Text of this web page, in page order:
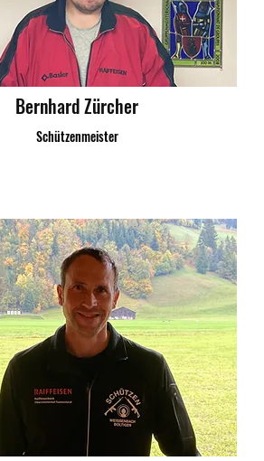
Bernhard Zürcher
Schützenmeister